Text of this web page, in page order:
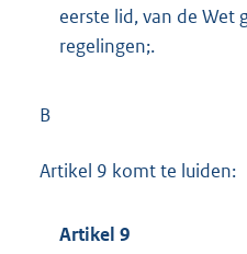
eerste lid, van de Wet
regelingen;.
B
Artikel 9 komt te luiden:
Artikel 9